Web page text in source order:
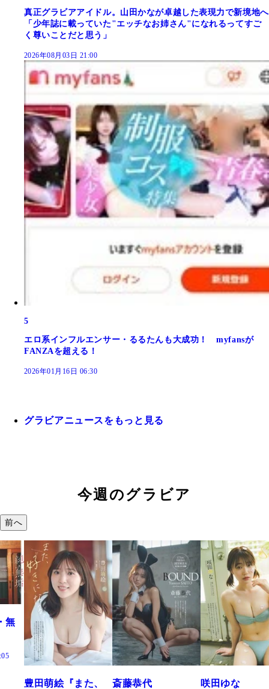
真正グラビアアイドル。山田かなが卓越した表現力で新境地へ
「少年誌に載っていた"エッチなお姉さん"になれるってすご
く尊いことだと思う」
2026年08月03日 21:00
5
エロ系インフルエンサー・るるたんも大成功！ myfansが
FANZAを超える！
2026年01月16日 06:30
グラビアニュースをもっと見る
今週のグラビア
前へ
『また、
斎藤恭代
咲田ゆな
藤水咲